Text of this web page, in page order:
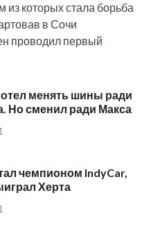
из которых стала борьба
в Сочи
проводил первый
менять шины ради
Но сменил ради Макса
чемпионом IndyCar,
Херта